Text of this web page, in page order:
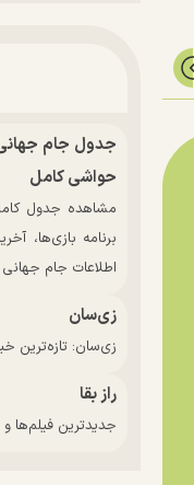
حواشی کامل
برنامه بازی‌ها،
اطلاعات جام
زی‌سان
زی‌سان: تازه‌ترین
راز بقا
جدیدترین فیلم‌ها